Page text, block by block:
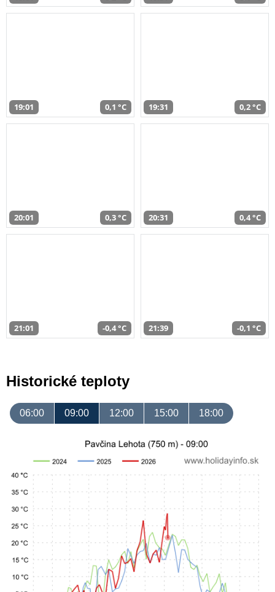
19:01 0,1 °C 19:31 0,2 °C
20:01 0,3 °C 20:31 0,4 °C
21:01 -0,4 °C 21:39 -0,1 °C
Historické teploty
06:00 09:00 12:00 15:00 18:00